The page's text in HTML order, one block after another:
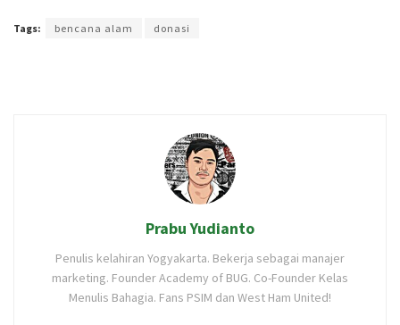
Tags: bencana alam donasi
Prabu Yudianto
Penulis kelahiran Yogyakarta. Bekerja sebagai manajer
marketing. Founder Academy of BUG. Co-Founder Kelas
Menulis Bahagia. Fans PSIM dan West Ham United!